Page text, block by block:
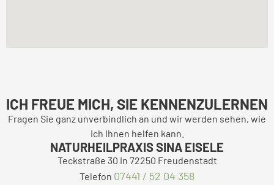
ICH FREUE MICH, SIE KENNENZULERNEN
Fragen Sie ganz unverbindlich an und wir werden sehen, wie
ich Ihnen helfen kann.
NATURHEILPRAXIS SINA EISELE
Teckstraße 30 in 72250 Freudenstadt
Telefon 07441 / 52 04 358